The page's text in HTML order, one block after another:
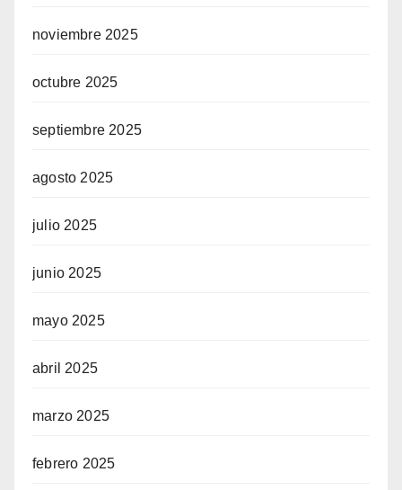
noviembre 2025
octubre 2025
septiembre 2025
agosto 2025
julio 2025
junio 2025
mayo 2025
abril 2025
marzo 2025
febrero 2025